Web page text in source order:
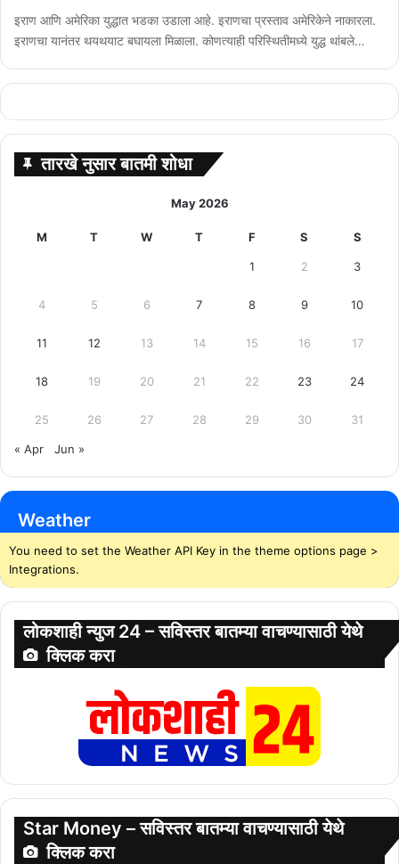
इराण आणि अमेरिका युद्धात भडका उडाला आहे. इराणचा प्रस्ताव अमेरिकेने नाकारला.
इराणचा यानंतर थयथयाट बघायला मिळाला. कोणत्याही परिस्थितीमध्ये युद्ध थांबले…
तारखे नुसार बातमी शोधा
May 2026
M T W T F S S
1 2 3
4 5 6 7 8 9 10
11 12 13 14 15 16 17
18 19 20 21 22 23 24
25 26 27 28 29 30 31
« Apr Jun »
Weather
You need to set the Weather API Key in the theme options page >
Integrations.
लोकशाही न्युज 24 – सविस्तर बातम्या वाचण्यासाठी येथे
क्लिक करा
Star Money – सविस्तर बातम्या वाचण्यासाठी येथे
क्लिक करा